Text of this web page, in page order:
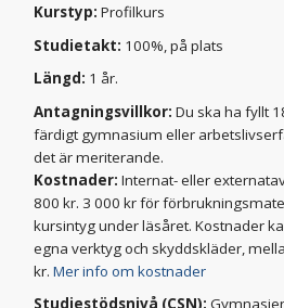
Kurstyp: Profilkurs
Studietakt: 100%, på plats
Längd: 1 år.
Antagningsvillkor: Du ska ha fyllt
färdigt gymnasium eller
det är meriterande.
Kostnader: Internat- eller
800 kr. 3 000 kr för
kursintyg under läsåret. Kostnader
egna verktyg och skyddskläder,
kr. Mer info om kostnader
Studiestödsnivå (CSN):